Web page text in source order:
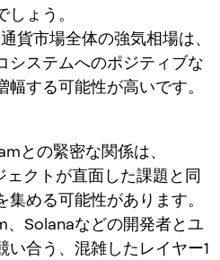
ょう。
貨市場全体の強気相場は、
システムへのポジティブな
する可能性が高いです。
との緊密な関係は、
クトが直面した課題と同
める可能性があります。
、Solanaなどの開発者とユ
い合う、混雑したレイヤー1